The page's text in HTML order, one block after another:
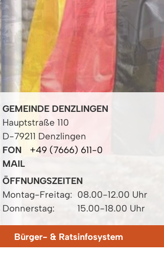
GEMEINDE DENZLINGEN
Hauptstraße 110
D-79211 Denzlingen
FON
+49 (7666) 611-0
MAIL
ÖFFNUNGSZEITEN
Montag-Freitag: 08.00-12.00 Uhr
Donnerstag:
15.00-18.00 Uhr
Bürger- & Ratsinfosystem